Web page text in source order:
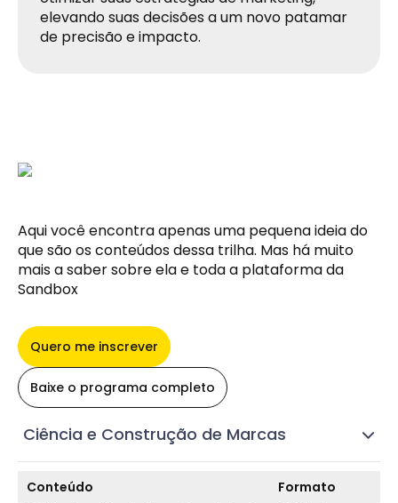
elevando suas decisões a um novo patamar
de precisão e impacto.
Aqui você encontra apenas uma pequena ideia do
que são os conteúdos dessa trilha. Mas há muito
mais a saber sobre ela e toda a plataforma da
Sandbox
Quero me inscrever
Baixe o programa completo
Ciência e Construção de Marcas
Conteúdo Formato